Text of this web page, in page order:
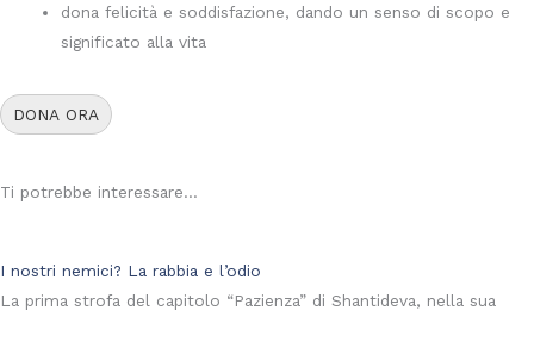
dona felicità e soddisfazione, dando un senso di scopo e
significato alla vita
DONA ORA
Ti potrebbe interessare...
I nostri nemici? La rabbia e l’odio
La prima strofa del capitolo “Pazienza” di Shantideva, nella sua